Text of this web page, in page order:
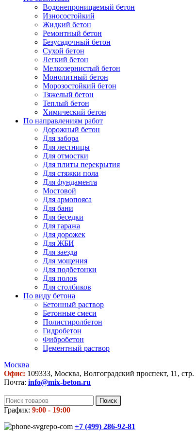
Водонепроницаемый бетон
Износостойкий
Жидкий бетон
Ремонтный бетон
Безусадочный бетон
Сухой бетон
Легкий бетон
Мелкозернистый бетон
Монолитный бетон
Морозостойкий бетон
Тяжелый бетон
Теплый бетон
Химический бетон
По направлениям работ
Дорожный бетон
Для забора
Для лестницы
Для отмостки
Для плиты перекрытия
Для стяжки пола
Для фундамента
Мостовой
Для армопояса
Для бани
Для беседки
Для гаража
Для дорожек
Для ЖБИ
Для заезда
Для мощения
Для подбетонки
Для полов
Для столбиков
По виду бетона
Бетонный раствор
Бетонные смеси
Полистиролбетон
Гидробетон
Фибробетон
Цементный раствор
Москва
Офис: 109333, Москва, Волгоградский проспект, 11, стр.
Почта: info@mix-beton.ru
Поиск
График: 9:00 - 19:00
+7 (499) 286-92-81